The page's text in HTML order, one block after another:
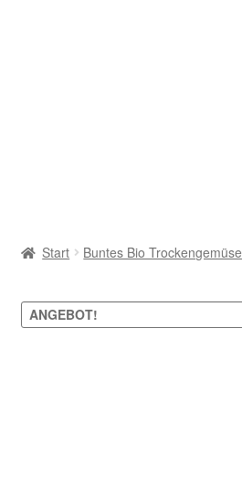
Manufaktur
Start Buntes Bio Trockengemüse
ANGEBOT!